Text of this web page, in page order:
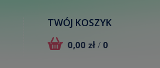
TWÓJ KOSZYK
0,00 zł / 0